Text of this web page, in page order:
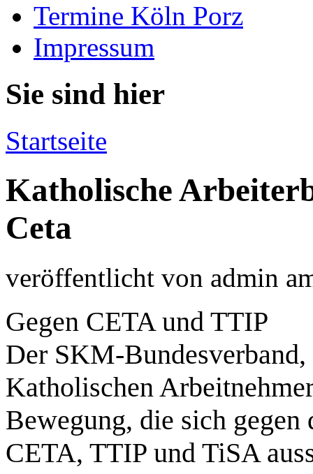
Termine Köln Porz
Impressum
Sie sind hier
Startseite
Katholische
Ceta
veröffentlicht von admin
Gegen CETA und TTIP
Der SKM-
Katholischen
Bewegung, die sich
CETA, TTIP und TiSA